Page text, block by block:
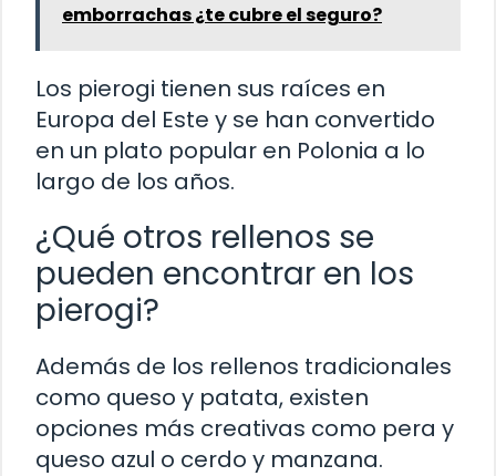
emborrachas ¿te cubre el seguro?
Los pierogi tienen sus raíces en
Europa del Este y se han convertido
en un plato popular en Polonia a lo
largo de los años.
¿Qué otros rellenos se
pueden encontrar en los
pierogi?
Además de los rellenos tradicionales
como queso y patata, existen
opciones más creativas como pera y
queso azul o cerdo y manzana.